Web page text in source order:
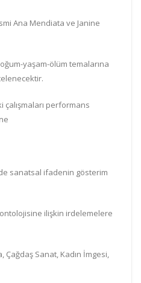
Ana Mendiata ve Janine
yaşam-ölüm temalarına
çalışmaları performans
sanatsal ifadenin gösterim
ilişkin irdelemelere
Çağdaş Sanat, Kadın İmgesi,